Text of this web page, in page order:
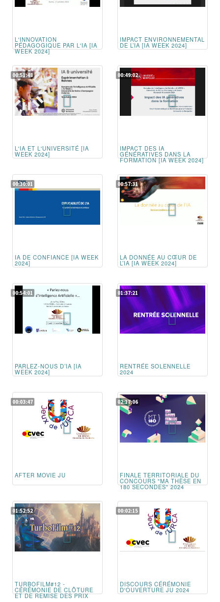
L'INNOVATION
PÉDAGOGIQUE PAR L'IA [IA
WEEK 2024]
IMPACT ENVIRONNEMENTAL
DE L’IA [IA WEEK 2024]
L'IA ET L'UNIVERSITÉ [IA
WEEK 2024]
00:51:48
IMPACT DES IA
GÉNÉRATIVES DANS LA
FORMATION [IA WEEK 2024]
00:49:02
IA DE CONFIANCE [IA WEEK
2024]
00:30:01
LA DONNÉE AU CŒUR DE
L’IA [IA WEEK 2024]
00:57:31
PARLEZ-NOUS D’IA [IA
WEEK 2024]
00:54:01
RENTRÉE SOLENNELLE
2024
01:37:21
AFTER MOVIE JU
00:03:47
FINALE TERRITORIALE DU
CONCOURS "MA THÈSE EN
180 SECONDES" 2024
02:17:06
TURBOFILM#12 -
CÉRÉMONIE DE CLÔTURE
ET DE REMISE DES PRIX
01:52:52
DISCOURS CÉRÉMONIE
D'OUVERTURE JU 2024
00:02:15